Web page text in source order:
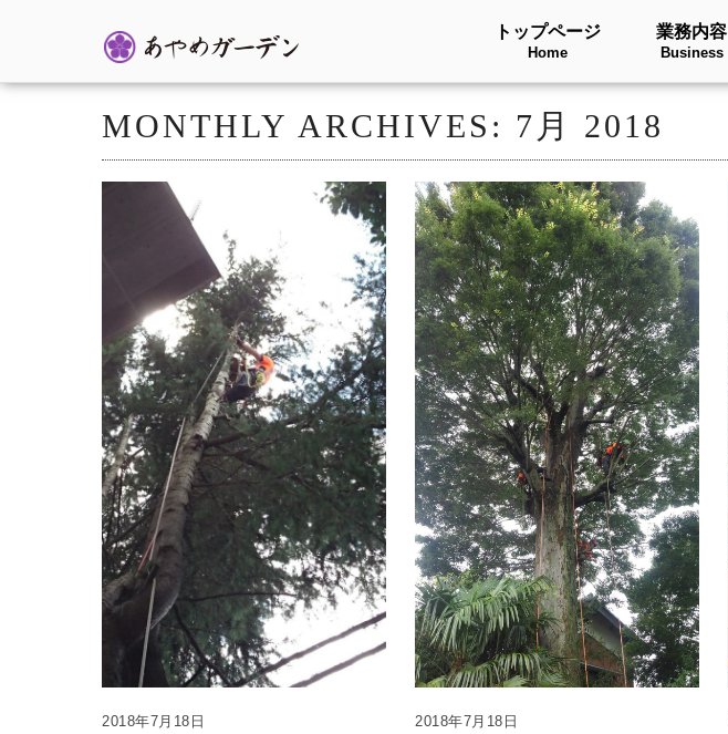
トップページ
Home
業務内容
Business
MONTHLY ARCHIVES: 7月 2018
2018年7月18日 2018年7月18日